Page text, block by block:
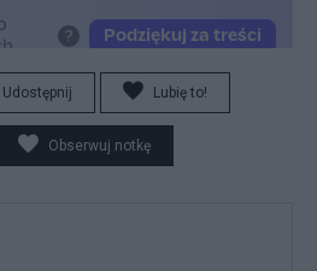
Udostępnij Lubię to!
Obserwuj notkę